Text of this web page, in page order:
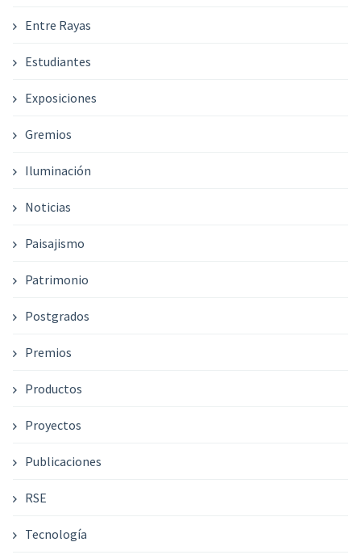
Entre Rayas
Estudiantes
Exposiciones
Gremios
Iluminación
Noticias
Paisajismo
Patrimonio
Postgrados
Premios
Productos
Proyectos
Publicaciones
RSE
Tecnología